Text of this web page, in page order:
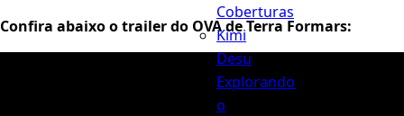
Coberturas
Kimi
Desu
Explorando
o
Confira abaixo o trailer do OVA de Terra Formars: